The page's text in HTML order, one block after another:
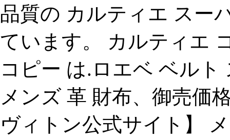
品質の カルティエ スー
ています。 カルティエ
コピー は.ロエベ ベル
メンズ 革 財布、御売価
ヴィトン公式サイト】